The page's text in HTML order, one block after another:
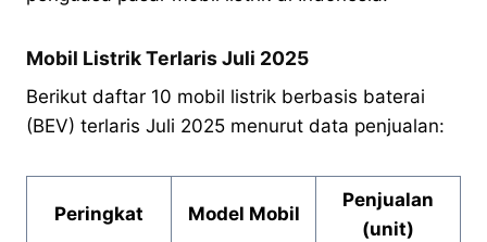
Mobil Listrik Terlaris Juli 2025
Berikut daftar 10 mobil listrik berbasis baterai
(BEV) terlaris Juli 2025 menurut data penjualan:
Peringkat Model Mobil
Penjualan
(unit)